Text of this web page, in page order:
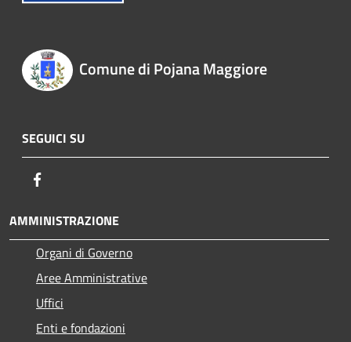
Comune di Pojana Maggiore
SEGUICI SU
AMMINISTRAZIONE
Organi di Governo
Aree Amministrative
Uffici
Enti e fondazioni